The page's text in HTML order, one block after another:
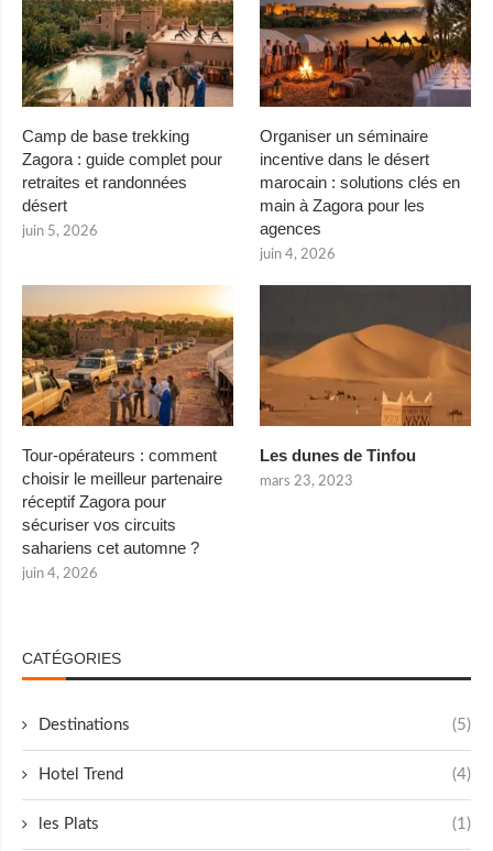
Camp de base trekking
Zagora : guide complet pour
retraites et randonnées
désert
juin 5, 2026
Organiser un séminaire
incentive dans le désert
marocain : solutions clés en
main à Zagora pour les
agences
juin 4, 2026
Tour-opérateurs : comment
choisir le meilleur partenaire
réceptif Zagora pour
sécuriser vos circuits
sahariens cet automne ?
juin 4, 2026
Les dunes de Tinfou
mars 23, 2023
CATÉGORIES
Destinations (5)
Hotel Trend (4)
les Plats (1)